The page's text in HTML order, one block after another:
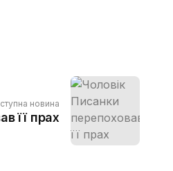
новина
її прах